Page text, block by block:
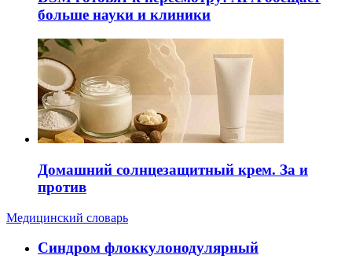
больше науки и клиники
Домашний солнцезащитный крем. За и
против
Медицинский словарь
Cиндром флоккулонодулярный